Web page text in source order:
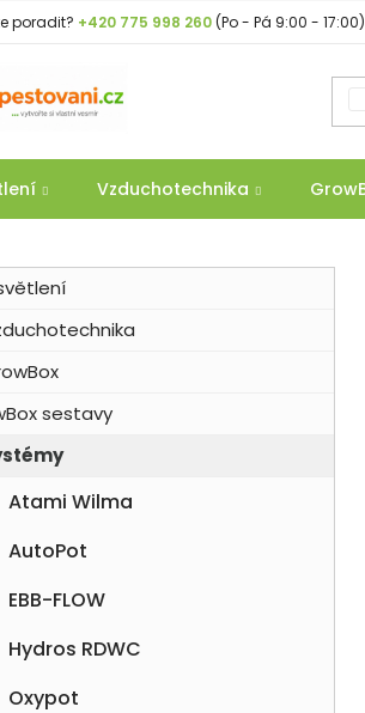
poradit? +420 775 998 260(Po - Pá 9:00 - 17:00)
Vzduchotechnika
sestavy
Atami Wilma
AutoPot
EBB-FLOW
Hydros RDWC
Oxypot